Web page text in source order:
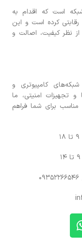
است که اقدام به
کرده است و این
نظر کیفیت، اصالت و
کامپیوتری و
و تجهیزات امنیتی، ما
برای شما فراهم